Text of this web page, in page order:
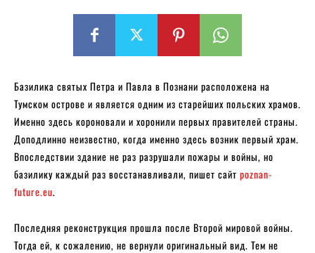
Базилика святых Петра и Павла в Познани расположена на
Тумском острове и является одним из старейших польских храмов.
Именно здесь короновали и хоронили первых правителей страны.
Доподлинно неизвестно, когда именно здесь возник первый храм.
Впоследствии здание не раз разрушали пожары и войны, но
базилику каждый раз восстанавливали, пишет сайт poznan-
future.eu.
Последняя реконструкция прошла после Второй мировой войны.
Тогда ей, к сожалению, не вернули оригинальный вид. Тем не